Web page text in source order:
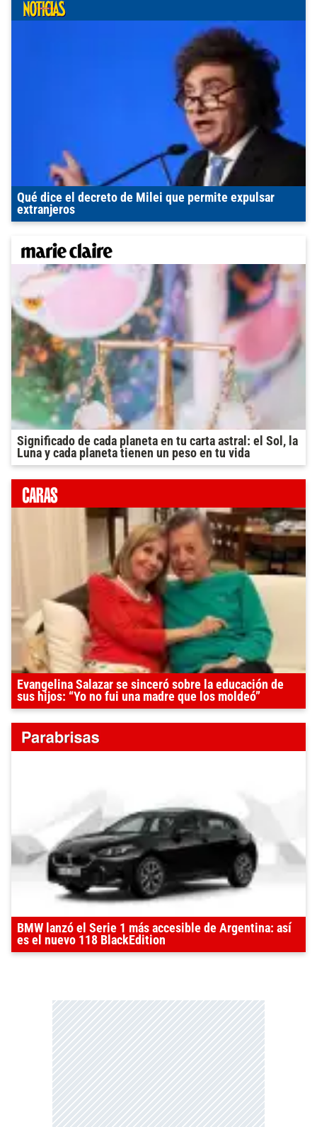
Qué dice el decreto de Milei que permite expulsar
extranjeros
Significado de cada planeta en tu carta astral: el Sol, la
Luna y cada planeta tienen un peso en tu vida
Evangelina Salazar se sinceró sobre la educación de
sus hijos: “Yo no fui una madre que los moldeó”
BMW lanzó el Serie 1 más accesible de Argentina: así
es el nuevo 118 BlackEdition